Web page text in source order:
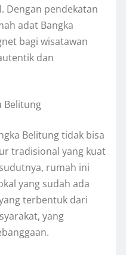
Dengan pendekatan
adat Bangka
bagi wisatawan
dan
Belitung
Belitung tidak bisa
tradisional yang kuat
rumah ini
yang sudah ada
terbentuk dari
yang